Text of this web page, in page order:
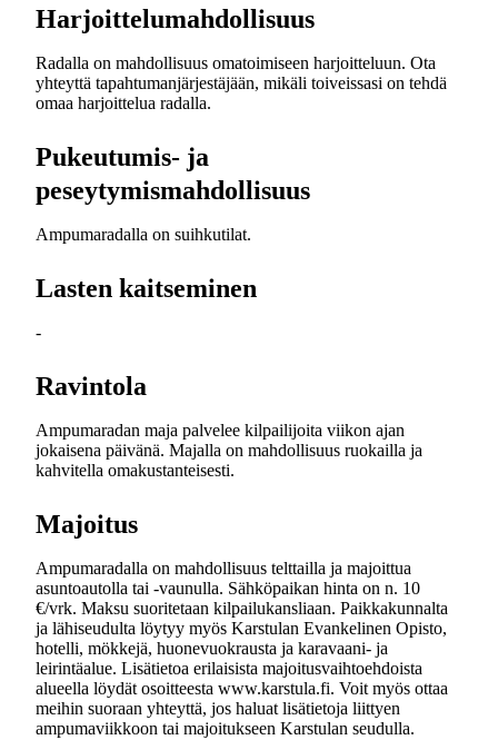
Harjoittelumahdollisuus
Radalla on mahdollisuus omatoimiseen harjoitteluun. Ota
yhteyttä tapahtumanjärjestäjään, mikäli toiveissasi on tehdä
omaa harjoittelua radalla.
Pukeutumis- ja
peseytymismahdollisuus
Ampumaradalla on suihkutilat.
Lasten kaitseminen
-
Ravintola
Ampumaradan maja palvelee kilpailijoita viikon ajan
jokaisena päivänä. Majalla on mahdollisuus ruokailla ja
kahvitella omakustanteisesti.
Majoitus
Ampumaradalla on mahdollisuus telttailla ja majoittua
asuntoautolla tai -vaunulla. Sähköpaikan hinta on n. 10
€/vrk. Maksu suoritetaan kilpailukansliaan. Paikkakunnalta
ja lähiseudulta löytyy myös Karstulan Evankelinen Opisto,
hotelli, mökkejä, huonevuokrausta ja karavaani- ja
leirintäalue. Lisätietoa erilaisista majoitusvaihtoehdoista
alueella löydät osoitteesta www.karstula.fi. Voit myös ottaa
meihin suoraan yhteyttä, jos haluat lisätietoja liittyen
ampumaviikkoon tai majoitukseen Karstulan seudulla.